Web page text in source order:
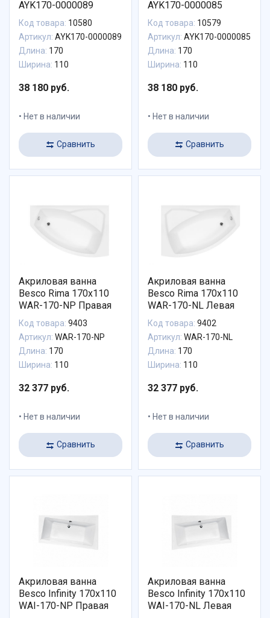
AYK170-0000089
Код товара: 10580
Артикул: AYK170-0000089
Длина: 170
Ширина: 110
38 180 руб.
Нет в наличии
Сравнить
AYK170-0000085
Код товара: 10579
Артикул: AYK170-0000085
Длина: 170
Ширина: 110
38 180 руб.
Нет в наличии
Сравнить
Акриловая ванна
Besco Rima 170x110
WAR-170-NP Правая
Код товара: 9403
Артикул: WAR-170-NP
Длина: 170
Ширина: 110
32 377 руб.
Нет в наличии
Сравнить
Акриловая ванна
Besco Rima 170x110
WAR-170-NL Левая
Код товара: 9402
Артикул: WAR-170-NL
Длина: 170
Ширина: 110
32 377 руб.
Нет в наличии
Сравнить
Акриловая ванна
Besco Infinity 170x110
WAI-170-NP Правая
Акриловая ванна
Besco Infinity 170x110
WAI-170-NL Левая